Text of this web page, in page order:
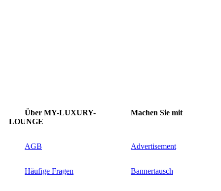
Über MY-LUXURY-
LOUNGE
Machen Sie mit
AGB Advertisement
Häufige Fragen Bannertausch